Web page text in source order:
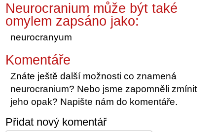
Neurocranium může být také
omylem zapsáno jako:
neurocranyum
Komentáře
Znáte ještě další možnosti co znamená
neurocranium? Nebo jsme zapomněli zmínit
jeho opak? Napište nám do komentáře.
Přidat nový komentář